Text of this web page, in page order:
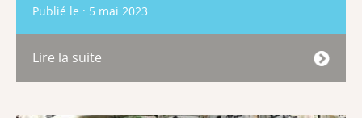
Publié le : 5 mai 2023
Lire la suite